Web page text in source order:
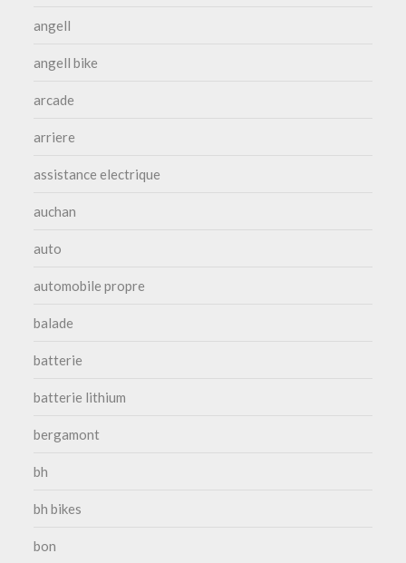
angell
angell bike
arcade
arriere
assistance electrique
auchan
auto
automobile propre
balade
batterie
batterie lithium
bergamont
bh
bh bikes
bon